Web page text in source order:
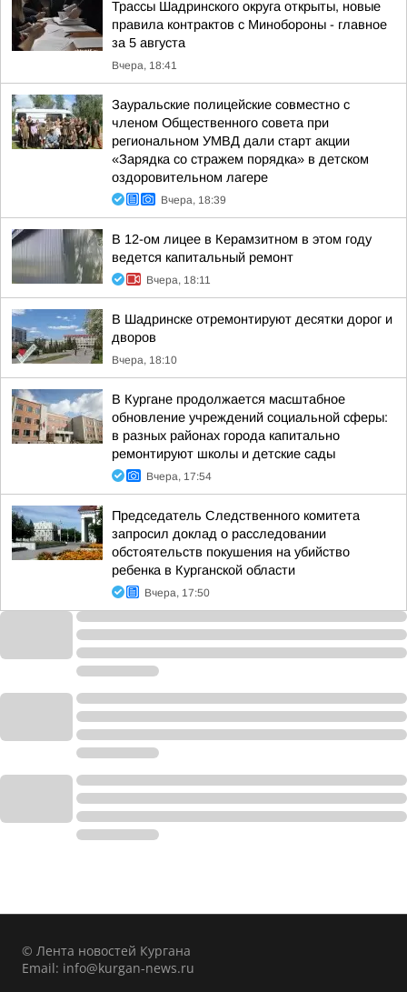
Трассы Шадринского округа открыты, новые
правила контрактов с Минобороны - главное
за 5 августа
Вчера, 18:41
Зауральские полицейские совместно с
членом Общественного совета при
региональном УМВД дали старт акции
«Зарядка со стражем порядка» в детском
оздоровительном лагере
Вчера, 18:39
В 12-ом лицее в Керамзитном в этом году
ведется капитальный ремонт
Вчера, 18:11
В Шадринске отремонтируют десятки дорог и
дворов
Вчера, 18:10
В Кургане продолжается масштабное
обновление учреждений социальной сферы:
в разных районах города капитально
ремонтируют школы и детские сады
Вчера, 17:54
Председатель Следственного комитета
запросил доклад о расследовании
обстоятельств покушения на убийство
ребенка в Курганской области
Вчера, 17:50
© Лента новостей Кургана
Email: info@kurgan-news.ru